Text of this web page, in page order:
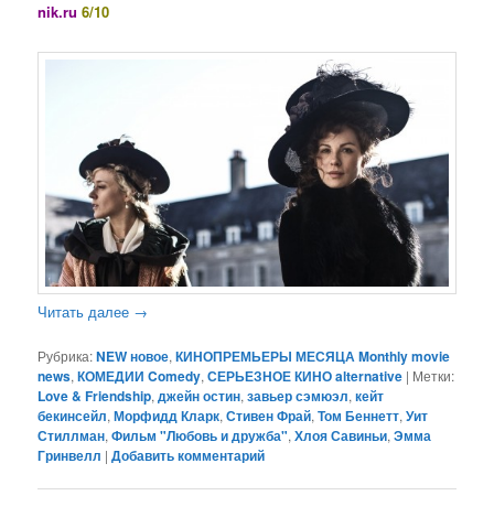
nik.ru 6/10
Читать далее →
Рубрика:NEW новое,КИНОПРЕМЬЕРЫ МЕСЯЦА Monthly movie
news,КОМЕДИИ Comedy,СЕРЬЕЗНОЕ КИНО alternative | Метки:
Love & Friendship,джейн остин,завьер сэмюэл,кейт
бекинсейл,Морфидд Кларк,Стивен Фрай,Том Беннетт,Уит
Стиллман,Фильм "Любовь и дружба",Хлоя Савиньи,Эмма
Гринвелл |Добавить комментарий